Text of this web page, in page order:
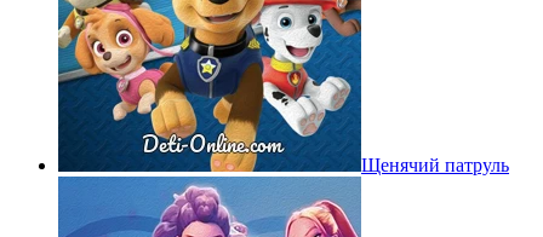
Щенячий патруль